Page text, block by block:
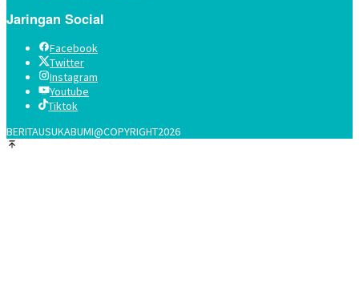
Jaringan Social
Facebook
Twitter
Instagram
Youtube
Tiktok
BERITAUSUKABUMI@COPYRIGHT2026